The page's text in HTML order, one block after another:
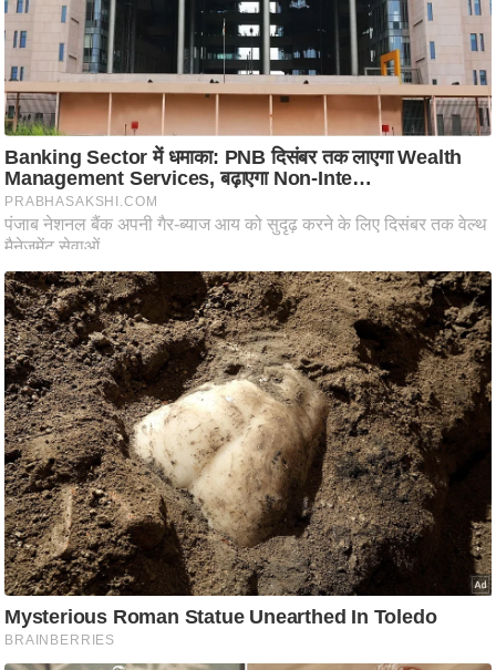
ण
स
म
सा
म
यि
क
मा
तृ
भू
मि
स्तं
भ
ए
म
.
आ
र
.
आ
ई
.